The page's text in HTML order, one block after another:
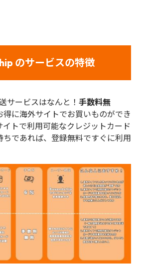
のサービスの特徴
サービスはなんと！ 手数料無
得に海外サイトでお買いものができ
イトで利用可能なクレジットカード
ちであれば、登録無料ですぐに利用